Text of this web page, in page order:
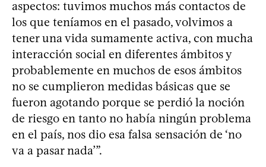
aspectos: tuvimos muchos más contactos de
los que teníamos en el pasado, volvimos a
tener una vida sumamente activa, con mucha
interacción social en diferentes ámbitos y
probablemente en muchos de esos ámbitos
no se cumplieron medidas básicas que se
fueron agotando porque se perdió la noción
de riesgo en tanto no había ningún problema
en el país, nos dio esa falsa sensación de ‘no
va a pasar nada’”.